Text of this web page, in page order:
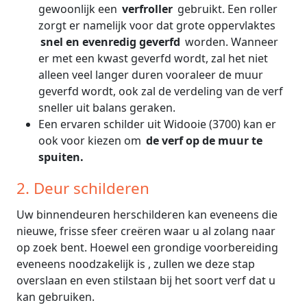
gewoonlijk een verfroller gebruikt. Een roller
zorgt er namelijk voor dat grote oppervlaktes
snel en evenredig geverfd worden. Wanneer
er met een kwast geverfd wordt, zal het niet
alleen veel langer duren vooraleer de muur
geverfd wordt, ook zal de verdeling van de verf
sneller uit balans geraken.
Een ervaren schilder uit Widooie (3700) kan er
ook voor kiezen om de verf op de muur te
spuiten.
2. Deur schilderen
Uw binnendeuren herschilderen kan eveneens die
nieuwe, frisse sfeer creëren waar u al zolang naar
op zoek bent. Hoewel een grondige voorbereiding
eveneens noodzakelijk is , zullen we deze stap
overslaan en even stilstaan bij het soort verf dat u
kan gebruiken.